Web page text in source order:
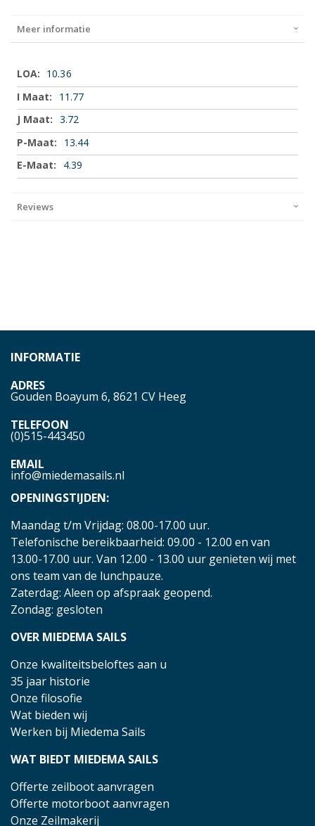
Meer informatie
Meer
informatie
10.36
11.77
3.72
13.44
4.39
Reviews
INFORMATIE
ADRES
Gouden Boayum 6, 8621 CV Heeg
TELEFOON
(0)515-443450
EMAIL
info@miedemasails.nl
OPENINGSTIJDEN:
Maandag t/m Vrijdag: 08.00-17.00 uur.
Telefonische bereikbaarheid: 09.00 - 12.00 en van
13.00-17.00 uur. Van 12.00 - 13.00 uur genieten wij met
ons team van de lunchpauze.
Zaterdag: Aleen op afspraak geopend.
Zondag: gesloten
OVER MIEDEMA SAILS
Onze kwaliteitsbeloftes aan u
35 jaar historie
Onze filosofie
Wat bieden wij
Werken bij Miedema Sails
WAT BIEDT MIEDEMA SAILS
Offerte zeilboot aanvragen
Offerte motorboot aanvragen
Onze Zeilmakerij